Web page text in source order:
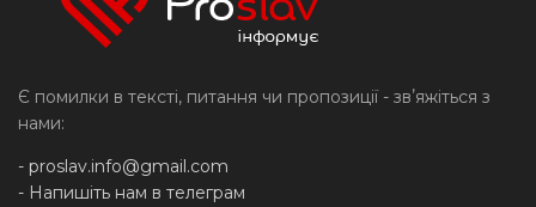
Є помилки в тексті, питання чи пропозиції - звʼяжіться з
нами:
- proslav.info@gmail.com
- Напишіть нам в телеграм